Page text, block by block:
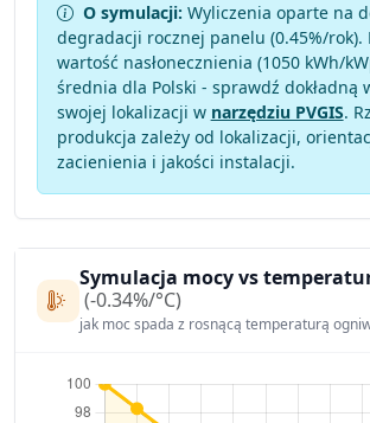
O symulacji: Wyliczenia oparte na
degradacji rocznej panelu (0.45%/rok).
wartość nasłonecznienia (1050 kWh/
średnia dla Polski - sprawdź dokładną
swojej lokalizacji w narzędziu PVGIS.
produkcja zależy od lokalizacji,
zacienienia i jakości instalacji.
Symulacja mocy vs
(-0.34%/°C)
jak moc spada z rosnącą temperaturą